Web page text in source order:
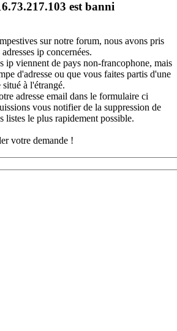
est banni
sur notre forum, nous avons pris
ip concernées.
ip viennent de pays non-francophone, mais
d'adresse ou que vous faites partis d'une
à l'étrangé.
adresse email dans le formulaire ci
vous notifier de la suppression de
listes le plus rapidement possible.
votre demande !